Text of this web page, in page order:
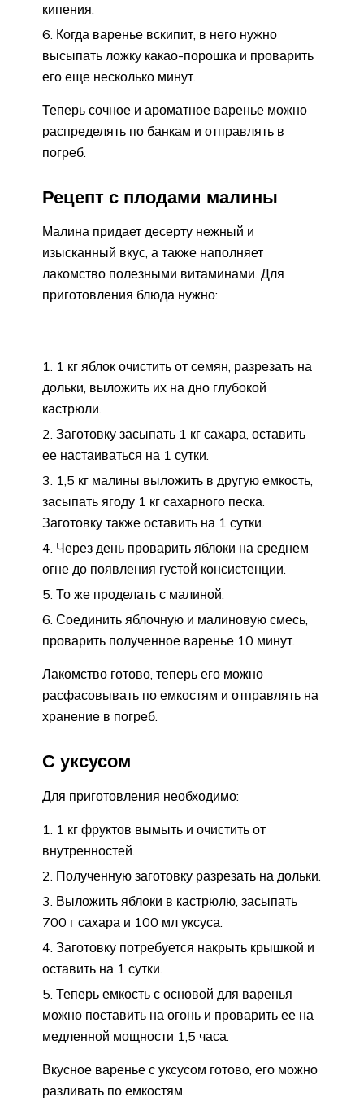
кипения.
Когда варенье вскипит, в него нужно
высыпать ложку какао-порошка и проварить
его еще несколько минут.
Теперь сочное и ароматное варенье можно
распределять по банкам и отправлять в
погреб.
Рецепт с плодами малины
Малина придает десерту нежный и
изысканный вкус, а также наполняет
лакомство полезными витаминами. Для
приготовления блюда нужно:
1 кг яблок очистить от семян, разрезать на
дольки, выложить их на дно глубокой
кастрюли.
Заготовку засыпать 1 кг сахара, оставить
ее настаиваться на 1 сутки.
1,5 кг малины выложить в другую емкость,
засыпать ягоду 1 кг сахарного песка.
Заготовку также оставить на 1 сутки.
Через день проварить яблоки на среднем
огне до появления густой консистенции.
То же проделать с малиной.
Соединить яблочную и малиновую смесь,
проварить полученное варенье 10 минут.
Лакомство готово, теперь его можно
расфасовывать по емкостям и отправлять на
хранение в погреб.
С уксусом
Для приготовления необходимо:
1 кг фруктов вымыть и очистить от
внутренностей.
Полученную заготовку разрезать на дольки.
Выложить яблоки в кастрюлю, засыпать
700 г сахара и 100 мл уксуса.
Заготовку потребуется накрыть крышкой и
оставить на 1 сутки.
Теперь емкость с основой для варенья
можно поставить на огонь и проварить ее на
медленной мощности 1,5 часа.
Вкусное варенье с уксусом готово, его можно
разливать по емкостям.